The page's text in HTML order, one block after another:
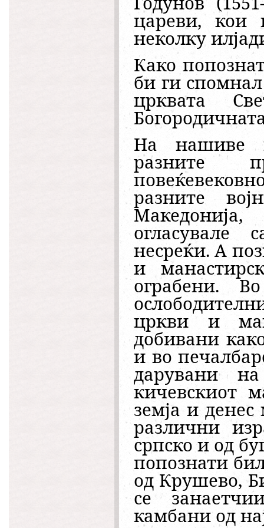
цареви, кои
неколку
Како
би ги
црквата
На нашиве
разните
разните
несреќи. А
и
ограбени.
цркви и
добивани
и во
дарувани
кичевскиот
земја и
различни
српско и од
попознати
од Крушево,
се
камбани од